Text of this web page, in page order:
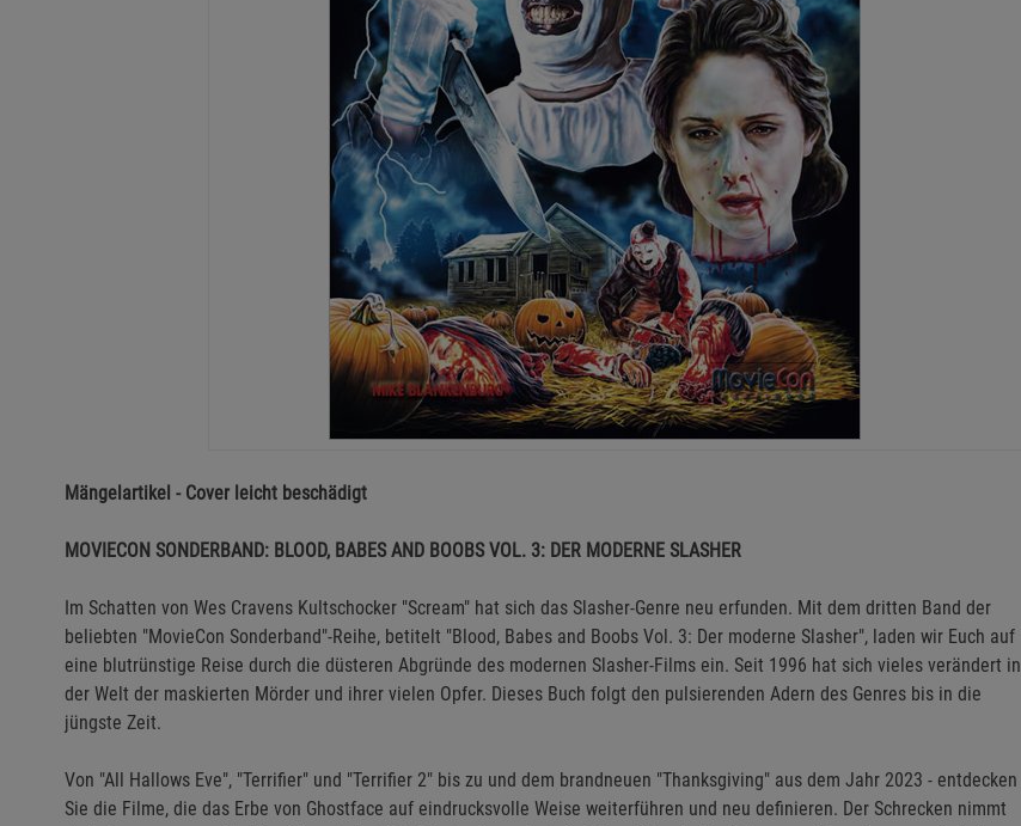
Mängelartikel - Cover leicht beschädigt
MOVIECON SONDERBAND: BLOOD, BABES AND BOOBS VOL. 3: DER MODERNE SLASHER
Im Schatten von Wes Cravens Kultschocker "Scream" hat sich das Slasher-Genre neu erfunden. Mit dem dritten Band der
beliebten "MovieCon Sonderband"-Reihe, betitelt "Blood, Babes and Boobs Vol. 3: Der moderne Slasher", laden wir Euch auf
eine blutrünstige Reise durch die düsteren Abgründe des modernen Slasher-Films ein. Seit 1996 hat sich vieles verändert in
der Welt der maskierten Mörder und ihrer vielen Opfer. Dieses Buch folgt den pulsierenden Adern des Genres bis in die
jüngste Zeit.
Von "All Hallows Eve", "Terrifier" und "Terrifier 2" bis zu und dem brandneuen "Thanksgiving" aus dem Jahr 2023 - entdecken
Sie die Filme, die das Erbe von Ghostface auf eindrucksvolle Weise weiterführen und neu definieren. Der Schrecken nimmt